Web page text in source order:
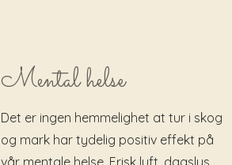
Mental helse
Det er ingen hemmelighet at tur i skog
og mark har tydelig positiv effekt på
vår mentale helse. Frisk luft, dagslys